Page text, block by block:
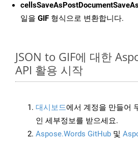
일을 GIF 형식으로 변환합니다.
JSON to GIF에 대한
API 활용 시작
대시보드에서 계정을 만들어
인 세부정보를 받으세요.
Aspose.Words GitHub 및